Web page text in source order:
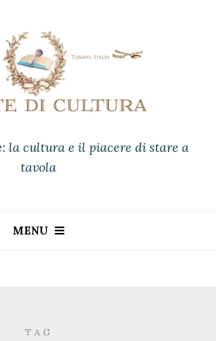
la cultura e il piacere di stare a
tavola
MENU
TAG